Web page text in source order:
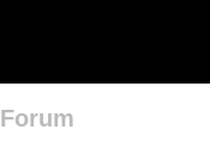
Forum